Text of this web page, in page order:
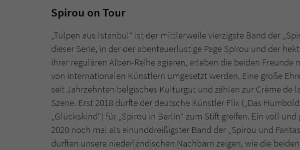
Spirou on Tour
„Tulpen aus Istanbul“ ist der mittlerweile vierzigste Band der
dieser Serie, in der der abenteuerlustige Page Spirou und der
ihrer regulären Alben-Reihe agieren, erleben die beiden Freunde
von internationalen Künstlern umgesetzt werden. Eine große
seit Jahrzehnten belgisches Kulturgut und zählen zur Crème de
Szene. Erst 2018 durfte der deutsche Künstler Flix („Das
„Glückskind“) für „Spirou in Berlin“ zum Stift greifen. Ein voll
2020 noch mal als einunddreißigster Band der „Spirou und
durften unsere niederländischen Nachbarn zeigen, wie die